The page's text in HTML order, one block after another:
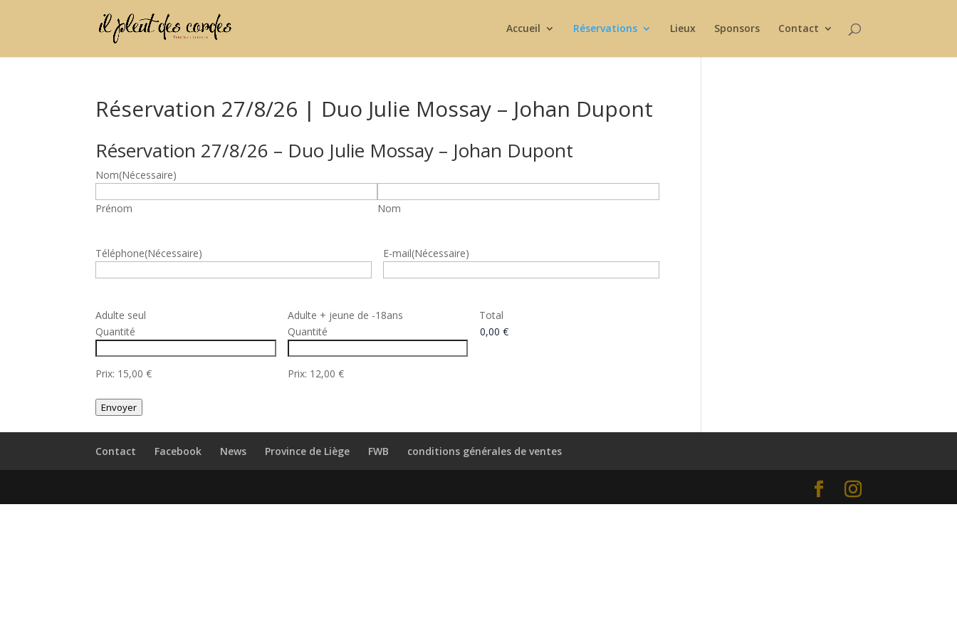
Accueil Réservations Lieux Sponsors Contact
Réservation 27/8/26 | Duo Julie Mossay – Johan Dupont
Réservation 27/8/26 – Duo Julie Mossay – Johan Dupont
Nom(Nécessaire)
Prénom Nom
Téléphone(Nécessaire) E-mail(Nécessaire)
Adulte seul
Prix: 15,00 €
Quantité
Adulte + jeune de -18ansQuantité
Prix: 12,00 €
Quantité
Total
Envoyer
Contact Facebook News Province de Liège FWB conditions générales de ventes